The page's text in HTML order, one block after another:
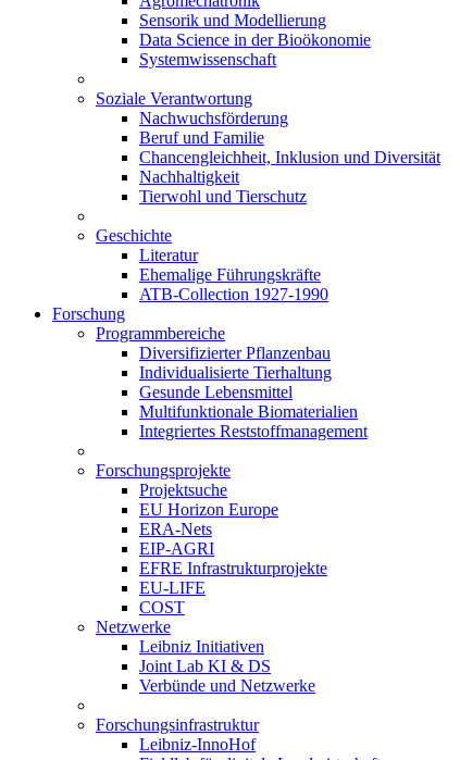
Sensorik und Modellierung
Data Science in der Bioökonomie
Systemwissenschaft
Soziale Verantwortung
Nachwuchsförderung
Beruf und Familie
Chancengleichheit, Inklusion und Diversität
Nachhaltigkeit
Tierwohl und Tierschutz
Geschichte
Literatur
Ehemalige Führungskräfte
ATB-Collection 1927-1990
Forschung
Programmbereiche
Diversifizierter Pflanzenbau
Individualisierte Tierhaltung
Gesunde Lebensmittel
Multifunktionale Biomaterialien
Integriertes Reststoffmanagement
Forschungsprojekte
Projektsuche
EU Horizon Europe
ERA-Nets
EIP-AGRI
EFRE Infrastrukturprojekte
EU-LIFE
COST
Netzwerke
Leibniz Initiativen
Joint Lab KI & DS
Verbünde und Netzwerke
Forschungsinfrastruktur
Leibniz-InnoHof